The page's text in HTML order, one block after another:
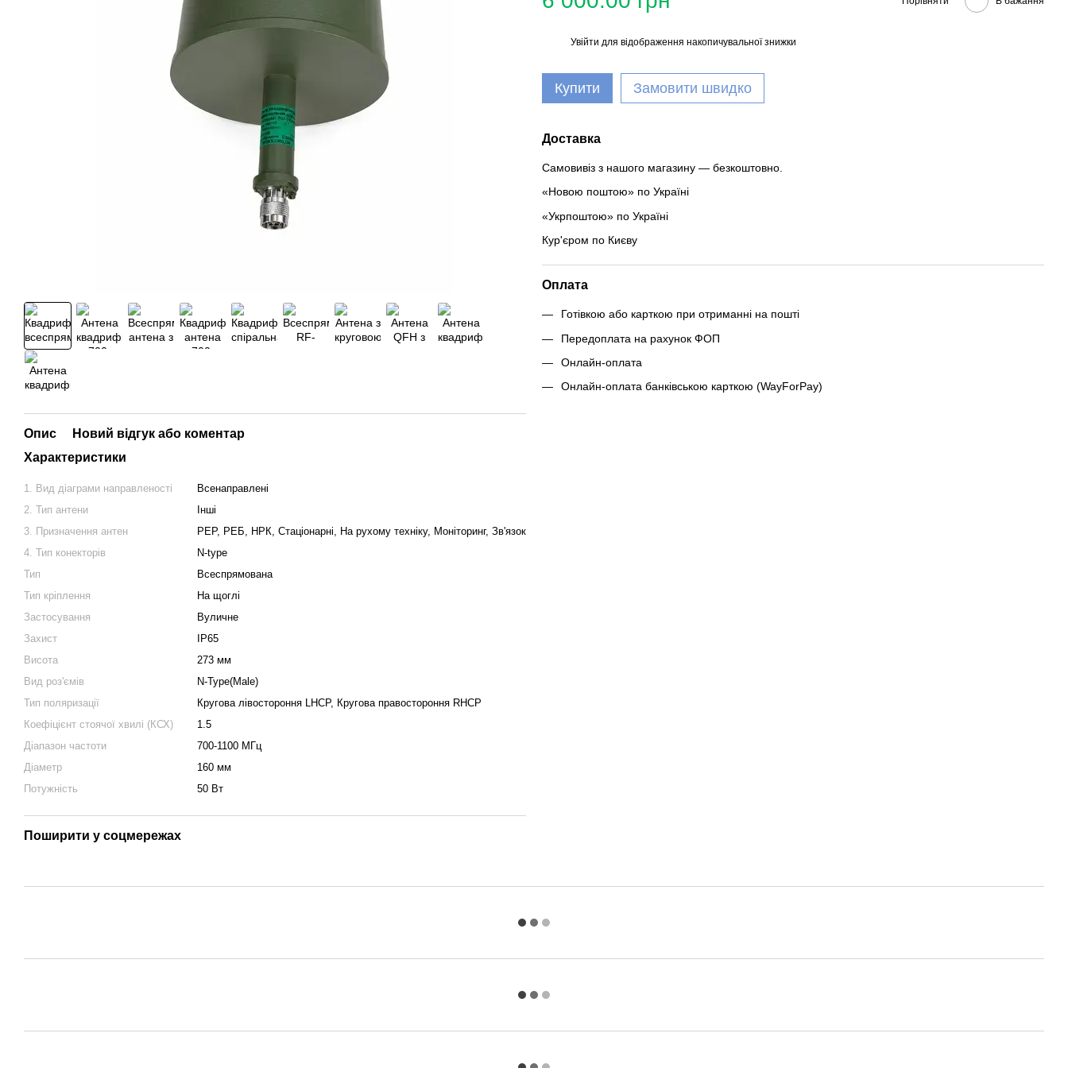
Опис
Новий відгук або коментар
Характеристики
1. Вид діаграми направленості
Всенаправлені
2. Тип антени
Інші
3. Призначення антен
РЕР, РЕБ, НРК, Стаціонарні, На рухому техніку, Моніторинг, Зв'язок
4. Тип конекторів
N-type
Тип
Всеспрямована
Тип кріплення
На щоглі
Застосування
Вуличне
Захист
IP65
Висота
273 мм
Вид роз'ємів
N-Type(Male)
Тип поляризації
Кругова лівостороння LHCP, Кругова правостороння RHCP
Коефіцієнт стоячої хвилі (КСХ)
1.5
Діапазон частоти
700-1100 МГц
Діаметр
160 мм
Потужність
50 Вт
Поширити у соцмережах
Увійти для відображення накопичувальної знижки
Купити Замовити швидко
Доставка
Самовивіз з нашого магазину — безкоштовно.
«Новою поштою» по Україні
«Укрпоштою» по Україні
Кур'єром по Києву
Оплата
Готівкою або карткою при отриманні на пошті
Передоплата на рахунок ФОП
Онлайн-оплата
Онлайн-оплата банківською карткою (WayForPay)